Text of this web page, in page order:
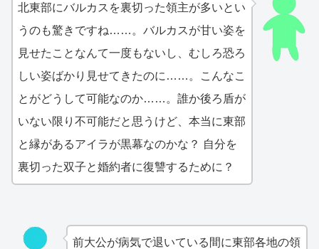
北東部にバルカスを裏切った領主が多いとい
うのも驚きですね……。バルカスが甘い姿を
見せたことなんて一度もないし、むしろ恐ろ
しい姿ばかり見せてきたのに……。こんなこ
とがどうして可能なのか……。誰か後ろ盾が
いない限り不可能だと思うけど、本当に東部
と縁があるアイラが黒幕なのかな？ 自分を
裏切った双子と婚約者に復讐するために？
前大公が病気で退いている間に東部各地の領